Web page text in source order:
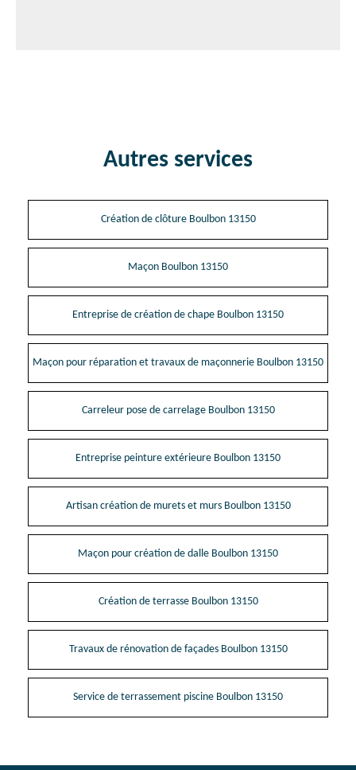
Autres services
Création de clôture Boulbon 13150
Maçon Boulbon 13150
Entreprise de création de chape Boulbon 13150
Maçon pour réparation et travaux de maçonnerie Boulbon 13150
Carreleur pose de carrelage Boulbon 13150
Entreprise peinture extérieure Boulbon 13150
Artisan création de murets et murs Boulbon 13150
Maçon pour création de dalle Boulbon 13150
Création de terrasse Boulbon 13150
Travaux de rénovation de façades Boulbon 13150
Service de terrassement piscine Boulbon 13150